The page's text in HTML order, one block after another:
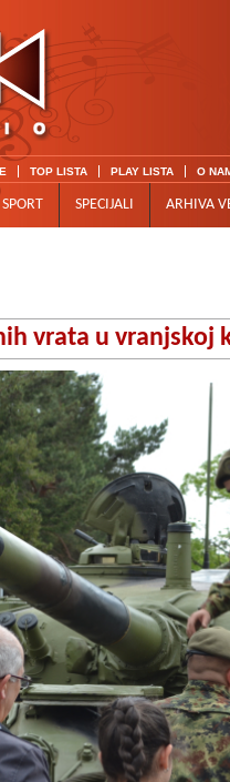
TOP LISTA PLAY LISTA O
SPORT SPECIJALI ARHIVA
vrata u vranjskoj